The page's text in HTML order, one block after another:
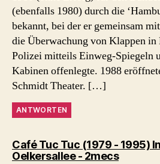
(ebenfalls 1980) durch die
bekannt, bei der er gemeinsam
die Überwachung von Klappen
Polizei mitteils Einweg-Spiegeln
Kabinen offenlegte. 1988
Schmidt Theater. […]
ANTWORTEN
Café Tuc Tuc (1979 - 1995)
Oelkersallee - 2mecssagt: